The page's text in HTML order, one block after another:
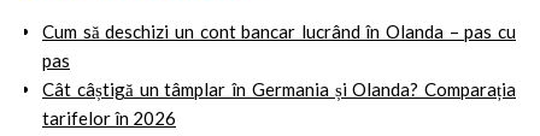
Cum să deschizi un cont bancar lucrând în Olanda – pas cu
pas
Cât câștigă un tâmplar în Germania și Olanda? Comparația
tarifelor în 2026